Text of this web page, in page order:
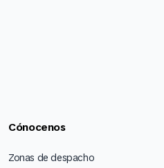
Cónocenos
Zonas de despacho